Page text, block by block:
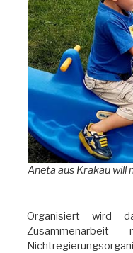
Aneta aus Krakau will
Organisiert wird